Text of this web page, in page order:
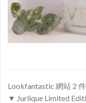
Lookfantastic 網站 2
▼ Jurlique Limited